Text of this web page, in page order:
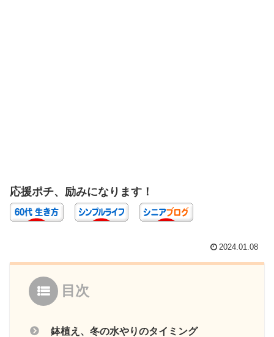
応援ポチ、励みになります！
2024.01.08
目次
鉢植え、冬の水やりのタイミング